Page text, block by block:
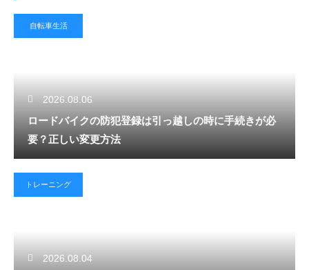
自転車生活
2026.08.06
ロードバイクの防犯登録は引っ越しの時に手続きが必
要？正しい変更方法
トレーニング
2026.08.04